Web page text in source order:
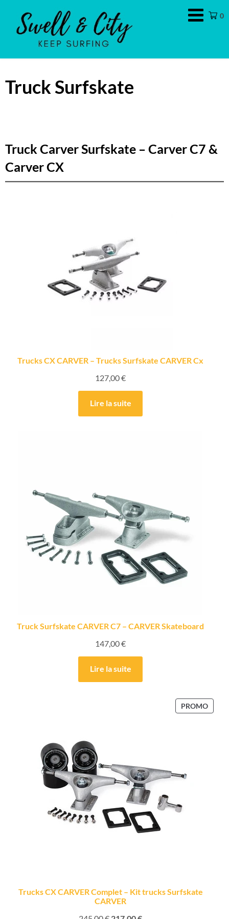
0
Truck Surfskate
Truck Carver Surfskate – Carver C7 &
Carver CX
Trucks CX CARVER – Trucks Surfskate CARVER Cx
127,00€
Lire la suite
Truck Surfskate CARVER C7 – CARVER Skateboard
147,00€
Lire la suite
PROMO
EN
Trucks CX CARVER Complet – Kit trucks Surfskate
CARVER